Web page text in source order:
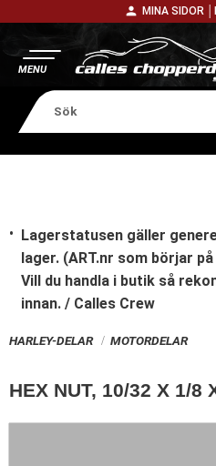
person MINA SIDOR │
Lagerstatusen gäller
lager. (ART.nr som börjar
Vill du handla i butik så
innan. / Calles Crew
HARLEY-DELAR MOTORDELAR
HEX NUT, 10/32 X 1/8